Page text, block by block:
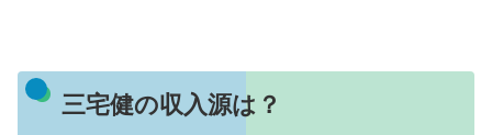
三宅健の収入源は？